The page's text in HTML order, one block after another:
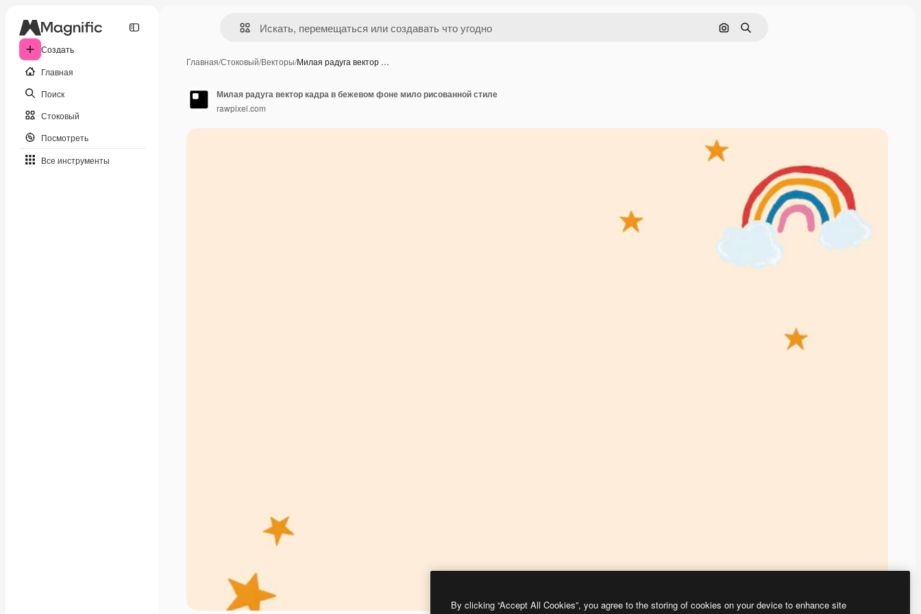
Создать
Главная
Поиск
Стоковый
Посмотреть
Все инструменты
Поиск по изображению
Поиск
Главная/Стоковый/Векторы/Милая радуга вектор …
Милая радуга вектор кадра в бежевом фоне мило рисованной стиле
rawpixel.com
By clicking “Accept All Cookies”, you agree to the storing of cookies on your device to enhance site